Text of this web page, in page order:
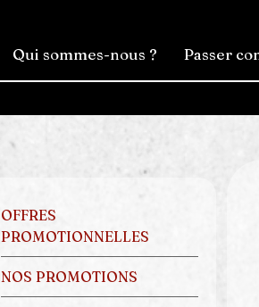
Qui sommes-nous ? Passer
OFFRES
PROMOTIONNELLES
NOS PROMOTIONS